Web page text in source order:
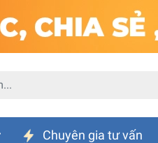
Chuyên gia tư vấn